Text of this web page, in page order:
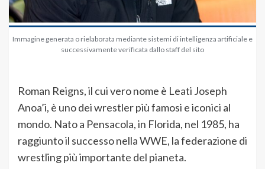
Immagine generata o rielaborata mediante sistemi di intelligenza artificiale e
successivamente verificata dallo staff del sito
Roman Reigns, il cui vero nome è Leati Joseph
Anoa’i, è uno dei wrestler più famosi e iconici al
mondo. Nato a Pensacola, in Florida, nel 1985, ha
raggiunto il successo nella WWE, la federazione di
wrestling più importante del pianeta.